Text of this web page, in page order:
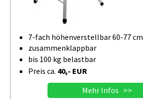
7-fach höhenverstellbar 60-77 cm
zusammenklappbar
bis 100 kg belastbar
Preis ca. 40,- EUR
Mehr Infos >>